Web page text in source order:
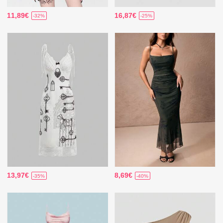
11,89€ -32% 16,87€ -25%
13,97€ -35% 8,69€ -40%